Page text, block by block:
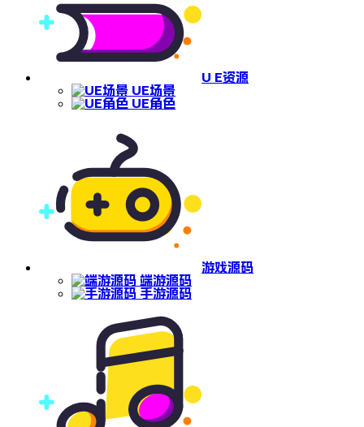
U E资源
UE场景
UE角色
游戏源码
端游源码
手游源码